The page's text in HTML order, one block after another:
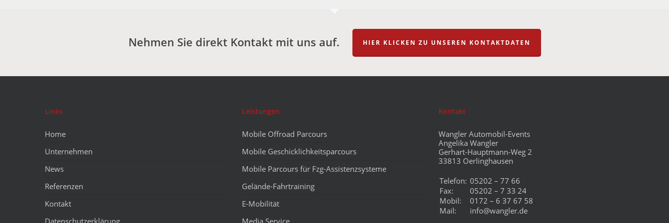
Nehmen Sie direkt Kontakt mit uns auf. HIER KLICKEN ZU UNSEREN KONTAKTDATEN
Links
Home
Unternehmen
News
Referenzen
Kontakt
Datenschutzerklärung
Leistungen
Mobile Offroad Parcours
Mobile Geschicklichkeitsparcours
Mobile Parcours für Fzg-Assistenzsysteme
Gelände-Fahrtraining
E-Mobilität
Media Service
Kontakt
Wangler Automobil-Events
Angelika Wangler
Gerhart-Hauptmann-Weg 2
33813 Oerlinghausen
Telefon: 05202 – 77 66
Fax:
05202 – 7 33 24
Mobil:
0172 – 6 37 67 58
Mail:
info@wangler.de